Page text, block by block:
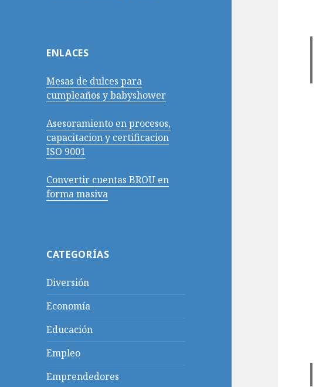
ENLACES
Mesas de dulces para
cumpleaños y babyshower
Asesoramiento en procesos,
capacitacion y certificacion
ISO 9001
Convertir cuentas BROU en
forma masiva
CATEGORÍAS
Diversión
Economía
Educación
Empleo
Emprendedores